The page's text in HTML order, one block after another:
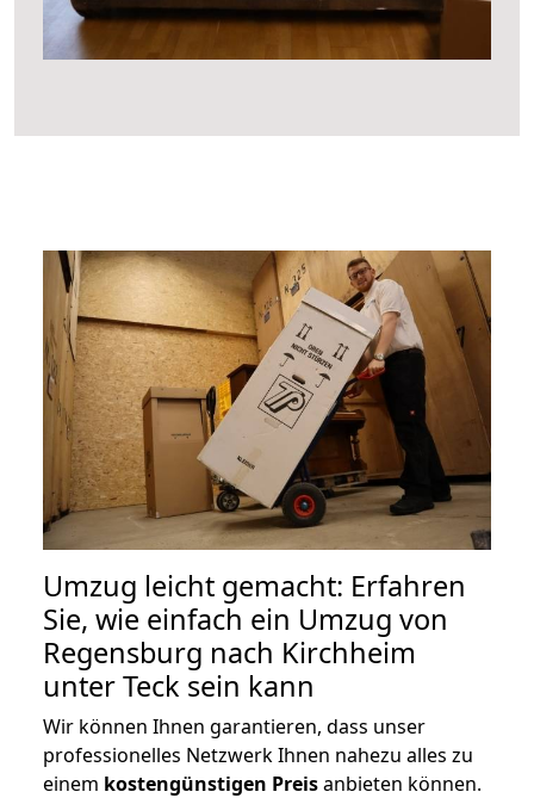
Umzug leicht gemacht: Erfahren
Sie, wie einfach ein Umzug von
Regensburg nach Kirchheim
unter Teck sein kann
Wir können Ihnen garantieren, dass unser
professionelles Netzwerk Ihnen nahezu alles zu
einem kostengünstigen Preisanbieten können.